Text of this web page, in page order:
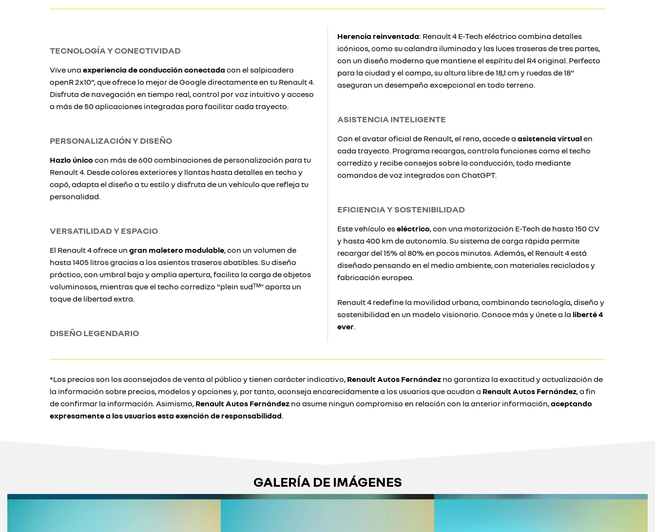
TECNOLOGÍA Y CONECTIVIDAD
Vive una experiencia de conducción conectada con el salpicadero
openR 2x10”, que ofrece lo mejor de Google directamente en tu Renault 4.
Disfruta de navegación en tiempo real, control por voz intuitivo y acceso
a más de 50 aplicaciones integradas para facilitar cada trayecto.
PERSONALIZACIÓN Y DISEÑO
Hazlo único con más de 600 combinaciones de personalización para tu
Renault 4. Desde colores exteriores y llantas hasta detalles en techo y
capó, adapta el diseño a tu estilo y disfruta de un vehículo que refleja tu
personalidad.
VERSATILIDAD Y ESPACIO
El Renault 4 ofrece un gran maletero modulable, con un volumen de
hasta 1405 litros gracias a los asientos traseros abatibles. Su diseño
práctico, con umbral bajo y amplia apertura, facilita la carga de objetos
voluminosos, mientras que el techo corredizo “plein sudᵀᴹ” aporta un
toque de libertad extra.
DISEÑO LEGENDARIO
Herencia reinventada: Renault 4 E-Tech eléctrico combina detalles
icónicos, como su calandra iluminada y las luces traseras de tres partes,
con un diseño moderno que mantiene el espíritu del R4 original. Perfecto
para la ciudad y el campo, su altura libre de 18,1 cm y ruedas de 18”
aseguran un desempeño excepcional en todo terreno.
ASISTENCIA INTELIGENTE
Con el avatar oficial de Renault, el reno, accede a asistencia virtualen
cada trayecto. Programa recargas, controla funciones como el techo
corredizo y recibe consejos sobre la conducción, todo mediante
comandos de voz integrados con ChatGPT.
EFICIENCIA Y SOSTENIBILIDAD
Este vehículo eseléctrico, con una motorización E-Tech de hasta 150 CV
y hasta 400 km de autonomía. Su sistema de carga rápida permite
recargar del 15% al 80% en pocos minutos. Además, el Renault 4 está
diseñado pensando en el medio ambiente, con materiales reciclados y
fabricación europea.
Renault 4 redefine la movilidad urbana, combinando tecnología, diseño y
sostenibilidad en un modelo visionario. Conoce más y únete a la liberté 4
ever.
*Los precios son los aconsejados de venta al público y tienen carácter indicativo, Renault Autos Fernández no garantiza la exactitud y actualización de
la información sobre precios, modelos y opciones y, por tanto, aconseja encarecidamente a los usuarios que acudan a Renault Autos Fernández, a fin
de confirmar la información. Asimismo, Renault Autos Fernández no asume ningun compromiso en relación con la anterior información,aceptando
expresamente a los usuarios esta exención de responsabilidad.
GALERÍA DE IMÁGENES